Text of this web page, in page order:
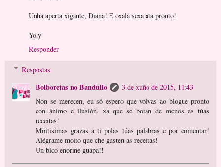
Unha aperta xigante, Diana! E oxalá sexa ata pronto!
Yoly
Responder
Respostas
Bolboretas no Bandullo
3 de xuño de 2015, 11:43
Non se merecen, eu só espero que volvas ao blogue pronto
con ánimo e ilusión, xa que se botan de menos as túas
receitas!
Moitísimas grazas a ti polas túas palabras e por comentar!
Alégrame moito que che gusten as receitas!
Un bico enorme guapa!!